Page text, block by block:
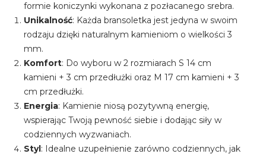
formie koniczynki wykonana z pozłacanego srebra.
Unikalność: Każda bransoletka jest jedyna w swoim
rodzaju dzięki naturalnym kamieniom o wielkości 3
mm.
Komfort: Do wyboru w 2 rozmiarach S 14 cm
kamieni + 3 cm przedłużki oraz M 17 cm kamieni + 3
cm przedłużki.
Energia: Kamienie niosą pozytywną energię,
wspierając Twoją pewność siebie i dodając siły w
codziennych wyzwaniach.
Styl: Idealne uzupełnienie zarówno codziennych, jak